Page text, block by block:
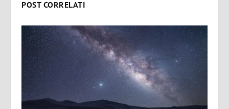
POST CORRELATI